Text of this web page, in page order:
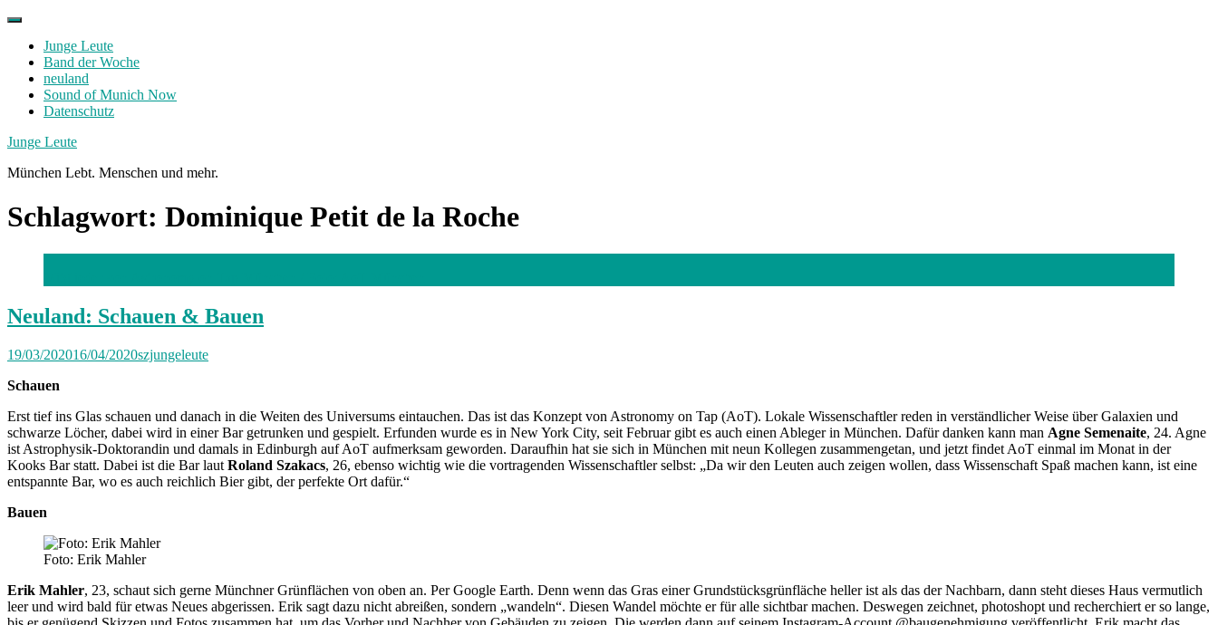
Skip
contentJunge Leute
Band der Woche
neuland
Sound of Munich Now
Datenschutz
Facebook
Twitter
Instagram
Junge Leute
München Lebt. Menschen und mehr.
Schlagwort: Dominique Petit de la Roche
Neuland: Schauen & Bauen
19/03/202016/04/2020szjungeleute
Schauen
Erst tief ins Glas schauen und danach in die Weiten des Universums eintauchen. Das ist das Konzept von Astronomy on Tap (AoT). Lokale Wissenschaftler reden in verständlicher Weise über Galaxien und
schwarze Löcher, dabei wird in einer Bar getrunken und gespielt. Erfunden wurde es in New York City, seit Februar gibt es auch einen Ableger in München. Dafür danken kann man Agne Semenaite, 24. Agne
ist Astrophysik-Doktorandin und damals in Edinburgh auf AoT aufmerksam geworden. Daraufhin hat sie sich in München mit neun Kollegen zusammengetan, und jetzt findet AoT einmal im Monat in der
Kooks Bar statt. Dabei ist die Bar laut Roland Szakacs, 26, ebenso wichtig wie die vortragenden Wissenschaftler selbst: „Da wir den Leuten auch zeigen wollen, dass Wissenschaft Spaß machen kann, ist eine
entspannte Bar, wo es auch reichlich Bier gibt, der perfekte Ort dafür.“
Bauen
Foto: Erik Mahler
Erik Mahler, 23, schaut sich gerne Münchner Grünflächen von oben an. Per Google Earth. Denn wenn das Gras einer Grundstücksgrünfläche heller ist als das der Nachbarn, dann steht dieses Haus vermutlich
leer und wird bald für etwas Neues abgerissen. Erik sagt dazu nicht abreißen, sondern „wandeln“. Diesen Wandel möchte er für alle sichtbar machen. Deswegen zeichnet, photoshopt und recherchiert er so lange,